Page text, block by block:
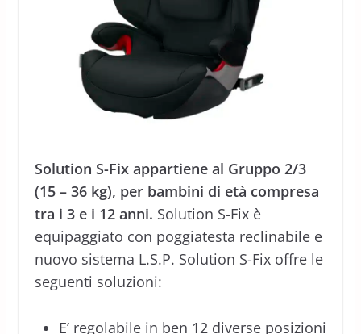
Solution S-Fix appartiene al Gruppo 2/3
(15 – 36 kg), per bambini di età compresa
tra i 3 e i 12 anni. Solution S-Fix è
equipaggiato con poggiatesta reclinabile e
nuovo sistema L.S.P. Solution S-Fix offre le
seguenti soluzioni:
E’ regolabile in ben 12 diverse posizioni